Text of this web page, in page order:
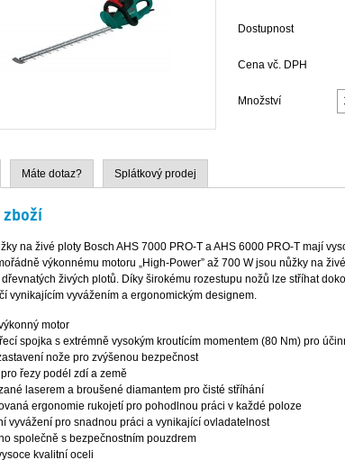
Dostupnost
Cena vč. DPH
Množství
Máte dotaz? Splátkový prodej
zboží
na živé ploty Bosch AHS 7000 PRO-T a AHS 6000 PRO-T mají
výkonnému motoru „High-Power” až 700 W jsou nůžky na
živých plotů. Díky širokému rozestupu nožů lze stříhat
vynikajícím vyvážením a ergonomickým designem.
motor
spojka s extrémně vysokým kroutícím momentem (80 Nm) pro
nože pro zvýšenou bezpečnost
řezy podél zdí a země
laserem a broušené diamantem pro čisté stříhání
ergonomie rukojetí pro pohodlnou práci v každé poloze
vyvážení pro snadnou práci a vynikající ovladatelnost
společně s bezpečnostním pouzdrem
kvalitní oceli